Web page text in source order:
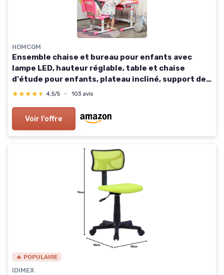
HOMCOM
Ensemble chaise et bureau pour enfants avec
lampe LED, hauteur réglable, table et chaise
d'étude pour enfants, plateau incliné, support de
lecture, boîte à stylos, tiroir et porte-gobelet,
★★★★★
★★★★★ 4,5/5 — 103 avis
Voir l'offre
🔥 POPULAIRE
IDIMEX